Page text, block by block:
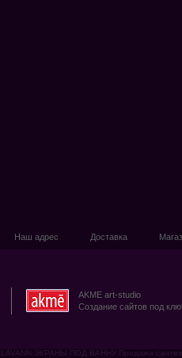
Наш адрес Доставка
AKME art-studio
Создание сайтов под
ЭКРАНЫ ПОД ВАННУ Продажа